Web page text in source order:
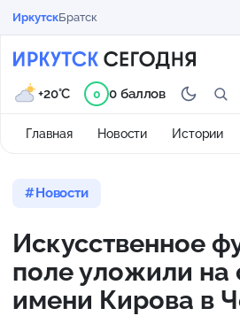
ИркутскБратск
Главная Новости Истории
+20°C 0 0 баллов
Новости
Искусственное
поле уложили на
имени Кирова в